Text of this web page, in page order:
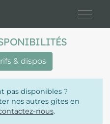
& dispos
pas disponibles ?
nos autres gîtes en
nous.